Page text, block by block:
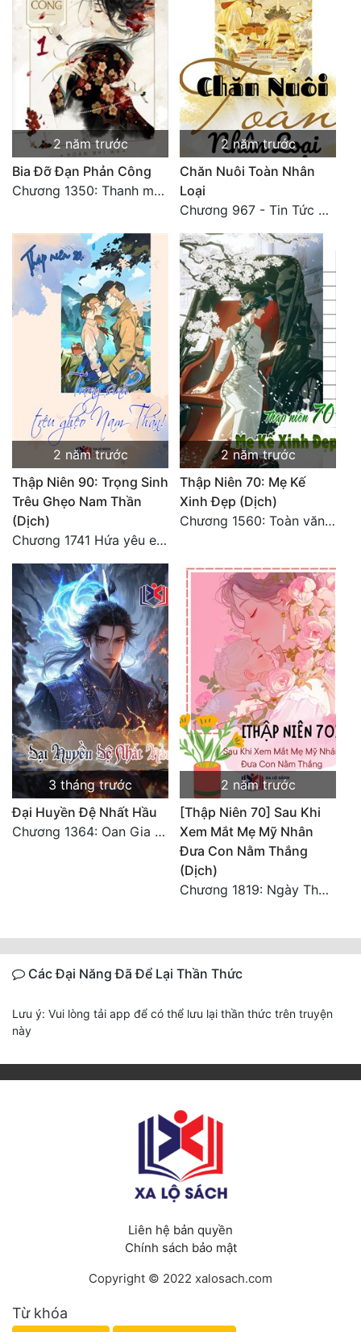
2 năm trước
Bia Đỡ Đạn Phản Công
Chương 1350: Thanh mai trúc mã 18 end
2 năm trước
Chăn Nuôi Toàn Nhân
Loại
Chương 967 - Tin Tức Đáng Sợ 2
2 năm trước
Thập Niên 90: Trọng Sinh
Trêu Ghẹo Nam Thần
(Dịch)
Chương 1741 Hứa yêu em ba kiếp 5 [Hoàn Truyện]
2 năm trước
Thập Niên 70: Mẹ Kế
Xinh Đẹp (Dịch)
Chương 1560: Toàn văn hoàn
3 tháng trước
Đại Huyền Đệ Nhất Hầu
Chương 1364: Oan Gia Ngõ Hẹp
2 năm trước
[Thập Niên 70] Sau Khi
Xem Mắt Mẹ Mỹ Nhân
Đưa Con Nằm Thắng
(Dịch)
Chương 1819: Ngày Thứ Hai Trăm Lẻ Sáu Xuyên Không 4
Các Đại Năng Đã Để Lại Thần Thức
Lưu ý: Vui lòng tải app để có thể lưu lại thần thức trên truyện
này
Liên hệ bản quyền
Chính sách bảo mật
Copyright © 2022 xalosach.com
Từ khóa